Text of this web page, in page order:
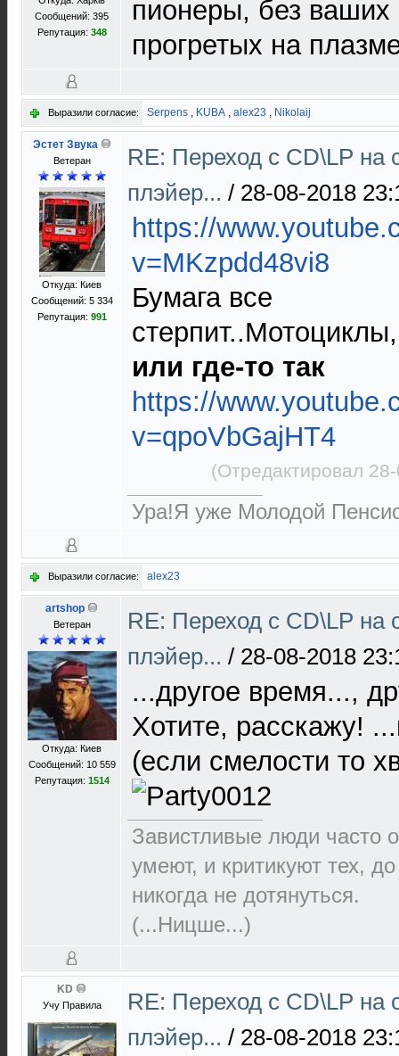
Сообщений: 395
Репутация: 348
пионеры, без
прогретых на
Выразили согласие: Serpens , KUBA , alex23 , Nikolaij
Эстет Звука
Ветеран
Откуда: Киев
Сообщений: 5 334
Репутация: 991
RE: Переход с CD\LP на
плэйер... / 28-08-2018
https://
v=MKzpdd48vi8
Бумага все
или где-то так
https://
v=qpoVbGajHT4
(Отредактировал
Ура!Я уже Молодой
Выразили согласие: alex23
artshop
Ветеран
Откуда: Киев
Сообщений: 10 559
Репутация: 1514
RE: Переход с CD\LP на
плэйер... / 28-08-2018
...другое время...,
Хотите, расскажу!
(если смелости то
Завистливые люди часто
умеют, и критикуют тех,
никогда не дотянуться.
(...Ницше...)
KD
Учу Правила
RE: Переход с CD\LP на
плэйер... / 28-08-2018